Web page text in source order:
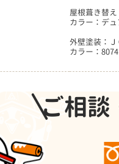
屋根葺き替
カラー：デ
外壁塗装：
カラー：
ご相談